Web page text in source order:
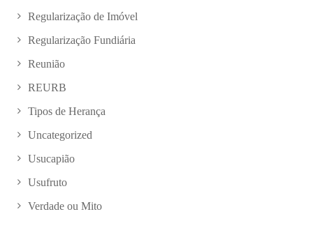
Regularização de Imóvel
Regularização Fundiária
Reunião
REURB
Tipos de Herança
Uncategorized
Usucapião
Usufruto
Verdade ou Mito